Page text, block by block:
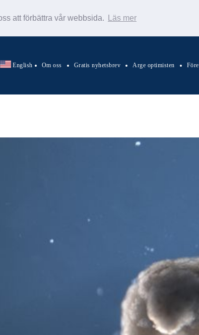
att förbättra vår webbsida. Läs mer
English Om oss Gratis nyhetsbrev Arge optimisten